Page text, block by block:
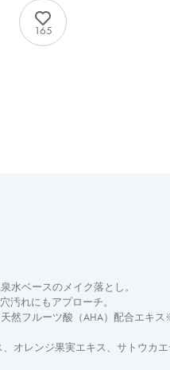
165
水ベースのメイク落とし。
汚れにもアプローチ。
然フルーツ酸（AHA）配合エキ
オレンジ果実エキス、サトウカエ